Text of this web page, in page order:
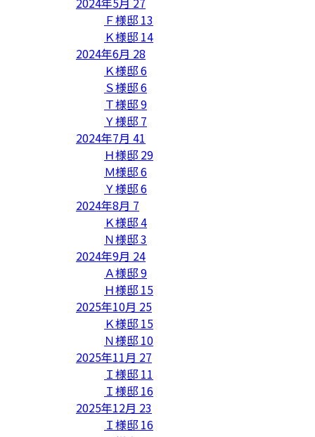
Ｆ様邸 13
Ｋ様邸 14
2024年6月 28
Ｋ様邸6
Ｓ様邸6
Ｔ様邸9
Ｙ様邸 7
2024年7月 41
Ｈ様邸 29
Ｍ様邸6
Ｙ様邸6
2024年8月 7
Ｋ様邸4
Ｎ様邸3
2024年9月 24
Ａ様邸9
Ｈ様邸 15
2025年10月 25
Ｋ様邸 15
Ｎ様邸 10
2025年11月 27
Ｉ様邸 11
Ｉ様邸 16
2025年12月 23
Ｉ様邸 16